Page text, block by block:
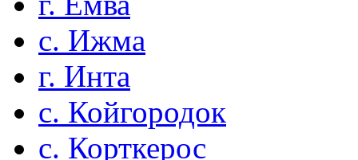
с. Ижма
г. Инта
с. Койгородок
с. Корткерос